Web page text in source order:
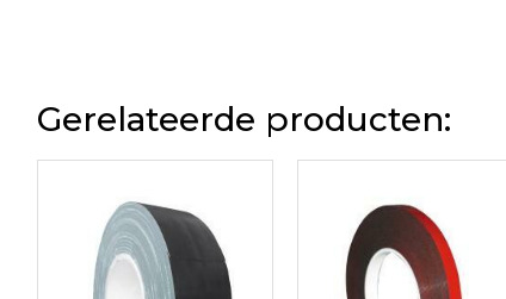
Gerelateerde producten: